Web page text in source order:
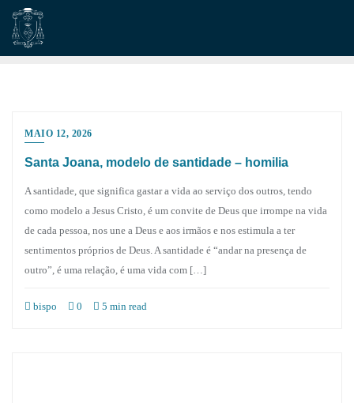
Skip
content
MAIO 12, 2026
Santa Joana, modelo de santidade – homilia
A santidade, que significa gastar a vida ao serviço dos outros, tendo
como modelo a Jesus Cristo, é um convite de Deus que irrompe na vida
de cada pessoa, nos une a Deus e aos irmãos e nos estimula a ter
sentimentos próprios de Deus. A santidade é “andar na presença de
outro”, é uma relação, é uma vida com […]
bispo 0 5 min read